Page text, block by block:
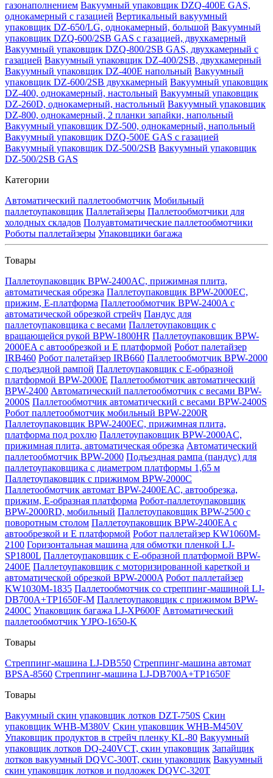
газонаполнением Вакуумный упаковщик DZQ-400E GAS,
однокамерный с газацией Вертикальный вакуумный
упаковщик DZ-650/LG, однокамерный, большой Вакуумный
упаковщик DZQ-600/2SB GAS с газацией, двухкамерный
Вакуумный упаковщик DZQ-800/2SB GAS, двухкамерный с
газацией Вакуумный упаковщик DZ-400/2SB, двухкамерный
Вакуумный упаковщик DZ-400E напольный Вакуумный
упаковщик DZ-600/2SB двухкамерный Вакуумный упаковщик
DZ-400, однокамерный, настольный Вакуумный упаковщик
DZ-260D, однокамерный, настольный Вакуумный упаковщик
DZ-800, однокамерный, 2 планки запайки, напольный
Вакуумный упаковщик DZ-500, однокамерный, напольный
Вакуумный упаковщик DZQ-500E GAS с газацией
Вакуумный упаковщик DZ-500/2SB Вакуумный упаковщик
DZ-500/2SB GAS
Категории
Автоматический паллетообмотчик Мобильный
паллетоупаковщик Паллетайзеры Паллетообмотчики для
холодных складов Полуавтоматические паллетообмотчики
Роботы паллетайзеры Упаковщики багажа
Товары
Паллетоупаковщик BPW-2400AC, прижимная плита,
автоматическая обрезка Паллетоупаковщик BPW-2000EC,
прижим, Е-платформа Паллетообмотчик BPW-2400A с
автоматической обрезкой стрейч Пандус для
паллетоупаковщика с весами Паллетоупаковщик с
вращающейся рукой BPW-1800HR Паллетоупаковщик BPW-
2000EA с автообрезкой и Е платформой Робот палетайзер
IRB460 Робот палетайзер IRB660 Паллетообмотчик BPW-2000
с подъездной рампой Паллетоупаковщик с Е-образной
платформой BPW-2000E Паллетообмотчик автоматический
BPW-2400 Автоматический паллетообмотчик с весами BPW-
2000S Паллетообмотчик автоматический с весами BPW-2400S
Робот паллетообмотчик мобильный BPW-2200R
Паллетоупаковщик BPW-2400EC, прижимная плита,
платформа под рохлю Паллетоупаковщик BPW-2000AC,
прижимная плита, автоматическая обрезка Автоматический
паллетообмотчик BPW-2000 Подъездная рампа (пандус) для
паллетоупаковщика с диаметром платформы 1,65 м
Паллетоупаковщик с прижимом BPW-2000C
Паллетообмотчик автомат BPW-2400ЕАС, автообрезка,
прижим, Е-образная платформа Робот-паллетоупаковщик
BPW-2000RD, мобильный Паллетоупаковщик BPW-2500 с
поворотным столом Паллетоупаковщик BPW-2400EA с
автообрезкой и Е платформой Робот паллетайзер KW1060M-
2100 Горизонтальная машина для обмотки пленкой LJ-
SP1800L Паллетоупаковщик с Е-образной платформой BPW-
2400E Паллетоупаковщик с моторизированной кареткой и
автоматической обрезкой BPW-2000A Робот паллетайзер
KW1030M-1835 Паллетообмотчик со стреппинг-машиной LJ-
DB700A+TP1650F-M Паллетоупаковщик с прижимом BPW-
2400C Упаковщик багажа LJ-XP600F Автоматический
паллетообмотчик YJPO-1650-K
Товары
Стреппинг-машина LJ-DB550 Стреппинг-машина автомат
BPSA-8560 Стреппинг-машина LJ-DB700A+TP1650F
Товары
Вакуумный скин упаковщик лотков DZT-750S Скин
упаковщик WHB-M380V Скин упаковщик WHB-M450V
Упаковщик продуктов в стрейч пленку KL-80 Вакуумный
упаковщик лотков DQ-240VCT, скин упаковщик Запайщик
лотков вакуумный DQVC-300T, скин упаковщик Вакуумный
скин упаковщик лотков и подложек DQVC-320T